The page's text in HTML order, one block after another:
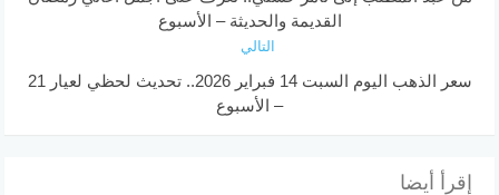
القديمة والحديثة – الأسبوع
التالي
سعر الذهب اليوم السبت 14 فبراير 2026.. تحديث لحظي لعيار 21
– الأسبوع
إقرأ أيضا